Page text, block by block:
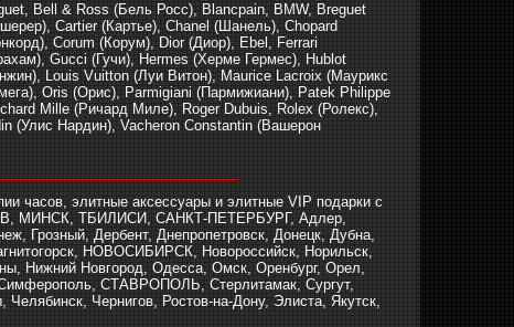
Bell & Ross (Бель Росс), Blancpain, BMW, Breguet
Cartier (Картье), Chanel (Шанель), Chopard
Corum (Корум), Dior (Диор), Ebel, Ferrari
Gucci (Гучи), Hermes (Херме Гермес), Hublot
Louis Vuitton (Луи Витон), Maurice Lacroix (Маурикс
Oris (Орис), Parmigiani (Пармижиани), Patek Philippe
Mille (Ричард Миле), Roger Dubuis, Rolex (Ролекс),
(Улис Нардин), Vacheron Constantin (Вашерон
часов, элитные аксессуары и элитные VIP подарки с
МИНСК, ТБИЛИСИ, САНКТ-ПЕТЕРБУРГ, Адлер,
Грозный, Дербент, Днепропетровск, Донецк, Дубна,
НОВОСИБИРСК, Новороссийск, Норильск,
Нижний Новгород, Одесса, Омск, Оренбург, Орел,
СТАВРОПОЛЬ, Стерлитамак, Сургут,
Чернигов, Ростов-на-Дону, Элиста, Якутск,